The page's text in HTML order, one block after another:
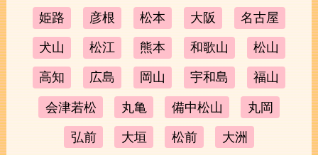
姫路 彦根 松本 大阪 名古屋
犬山 松江 熊本 和歌山 松山
高知 広島 岡山 宇和島 福山
会津若松 丸亀 備中松山 丸岡
弘前 大垣 松前 大洲